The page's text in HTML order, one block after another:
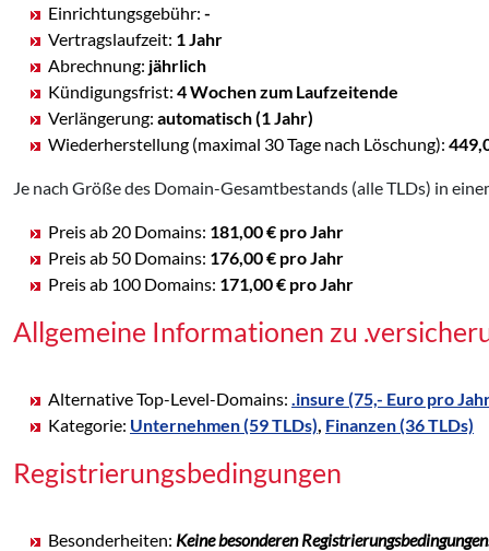
Einrichtungsgebühr: -
Vertragslaufzeit: 1 Jahr
Abrechnung: jährlich
Kündigungsfrist: 4 Wochen zum Laufzeitende
Verlängerung: automatisch (1 Jahr)
Wiederherstellung (maximal 30 Tage nach Löschung):
Je nach Größe des Domain-Gesamtbestands (alle TLDs) in
Preis ab 20 Domains: 181,00 € pro Jahr
Preis ab 50 Domains: 176,00 € pro Jahr
Preis ab 100 Domains: 171,00 € pro Jahr
Allgemeine Informationen zu
Alternative Top-Level-Domains: .insure (75,- Euro pro
Kategorie: Unternehmen (59 TLDs) Finanzen (36 TLDs)
Registrierungsbedingungen
Besonderheiten: Keine besonderen